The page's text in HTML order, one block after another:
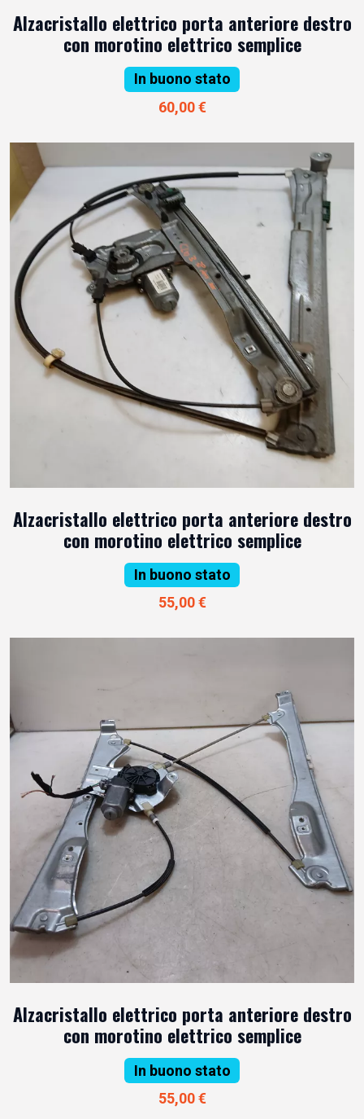
Alzacristallo elettrico porta anteriore destro
con morotino elettrico semplice
In buono stato
60,00 €
Alzacristallo elettrico porta anteriore destro
con morotino elettrico semplice
In buono stato
55,00 €
Alzacristallo elettrico porta anteriore destro
con morotino elettrico semplice
In buono stato
55,00 €